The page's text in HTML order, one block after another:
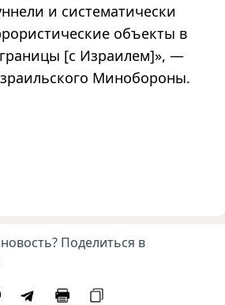
и систематически
объекты в
[с Израилем]», —
Минобороны.
Поделиться в